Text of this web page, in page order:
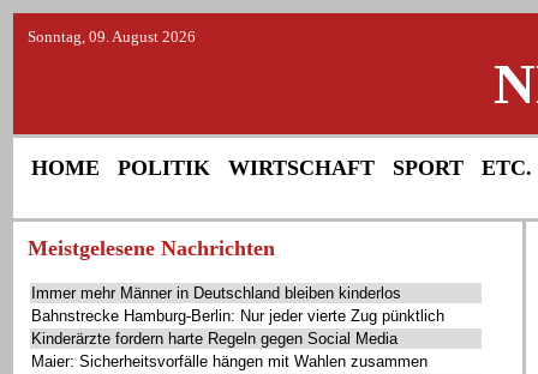
Sonntag, 09. August 2026
HOME POLITIK WIRTSCHAFT SPORT ETC.
Meistgelesene Nachrichten
Immer mehr Männer in Deutschland bleiben kinderlos
Bahnstrecke Hamburg-Berlin: Nur jeder vierte Zug pünktlich
Kinderärzte fordern harte Regeln gegen Social Media
Maier: Sicherheitsvorfälle hängen mit Wahlen zusammen